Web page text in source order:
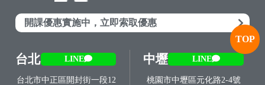
開課優惠實施中，立即索取優惠
台北 LINE
台北市中正區開封街一段12
中壢 LINE
桃園市中壢區元化路2-4號
TOP